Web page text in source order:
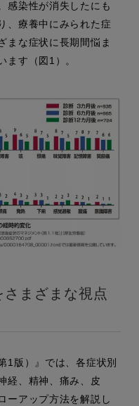
感染性が消失したにも
、療養中にみられた症
まな症状に長期間悩ま
ます（図1）。
まざまな視点
1版）』では、各症状別
経、精神、痛み、皮
ーアップ方法を解説し